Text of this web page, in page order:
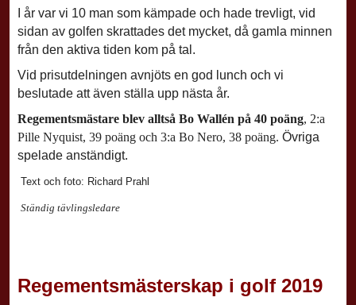
I år var vi 10 man som kämpade och hade trevligt, vid
sidan av golfen skrattades det mycket, då gamla minnen
från den aktiva tiden kom på tal.
Vid prisutdelningen avnjöts en god lunch och vi
beslutade att även ställa upp nästa år.
Regementsmästare blev alltså Bo Wallén på 40 poäng, 2:a
Pille Nyquist, 39 poäng och 3:a Bo Nero, 38 poäng. Övriga
spelade anständigt.
Text och foto: Richard Prahl
Ständig tävlingsledare
Regementsmästerskap i golf 2019